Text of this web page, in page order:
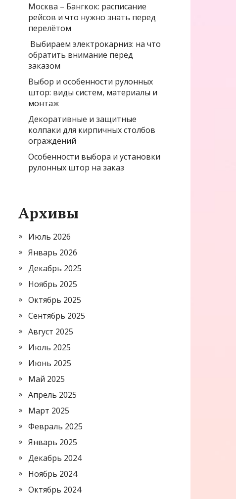
Москва – Бангкок: расписание
рейсов и что нужно знать перед
перелётом
Выбираем электрокарниз: на что
обратить внимание перед
заказом
Выбор и особенности рулонных
штор: виды систем, материалы и
монтаж
Декоративные и защитные
колпаки для кирпичных столбов
ограждений
Особенности выбора и установки
рулонных штор на заказ
Архивы
Июль 2026
Январь 2026
Декабрь 2025
Ноябрь 2025
Октябрь 2025
Сентябрь 2025
Август 2025
Июль 2025
Июнь 2025
Май 2025
Апрель 2025
Март 2025
Февраль 2025
Январь 2025
Декабрь 2024
Ноябрь 2024
Октябрь 2024